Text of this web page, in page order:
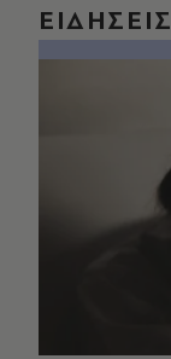
ΕΙΔΗΣΕΙΣ